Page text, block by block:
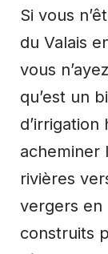
Si vous
du Valais
vous
qu’est un
acheminer
rivières
vergers en
construits